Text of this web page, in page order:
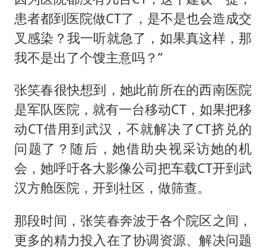
患者都到医院做CT了，是不是也会造成交
叉感染？我一听就急了，如果真这样，那
我不是出了个馊主意吗？”
张笑春很快想到，她此前所在的西南医院
是军队医院，就有一台移动CT，如果把移
动CT借用到武汉，不就解决了CT挤兑的
问题了？随后，她借助央视采访她的机
会，她呼吁各大影像公司把车载CT开到武
汉方舱医院，开到社区，做筛查。
那段时间，张笑春奔波于各个院区之间，
更多的精力投入在了协调资源、解决问题